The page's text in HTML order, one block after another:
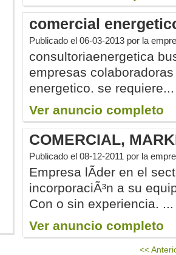
comercial
Publicado el 06-03-2013 por la
consultoriaenergetica
empresas
energetico. se requiere...
Ver anuncio completo
COMERCIAL,
Publicado el 08-12-2011 por la
Empresa lÃ­der en el
incorporaciÃ³n a su
Con o sin experiencia. ...
Ver anuncio completo
<<